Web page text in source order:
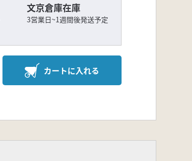
文京倉庫在庫
3営業日~1週間後発送予定
カートに入れる